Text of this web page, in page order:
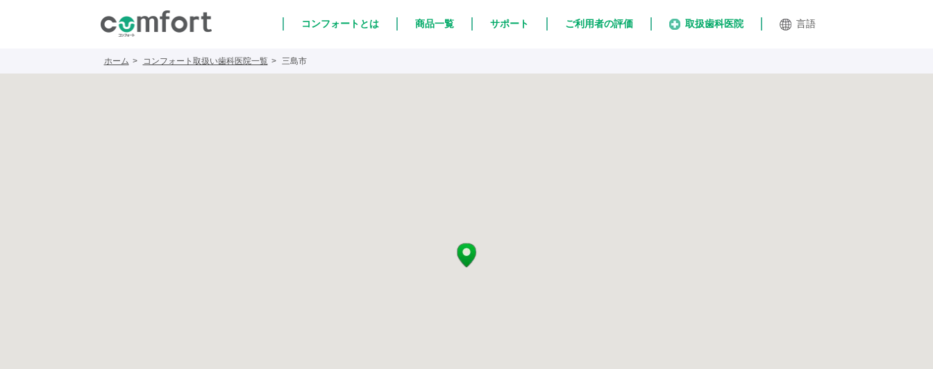
コンフォートとは 商品一覧 サポート ご利用者の評価 取扱歯科医院 言語
ホーム コンフォート取扱い歯科医院一覧 三島市